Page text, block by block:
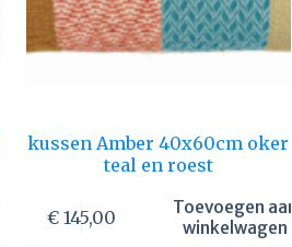
kussen Amber 40x60cm oker
teal en roest
€ 145,00
Toevoegen aan
winkelwagen